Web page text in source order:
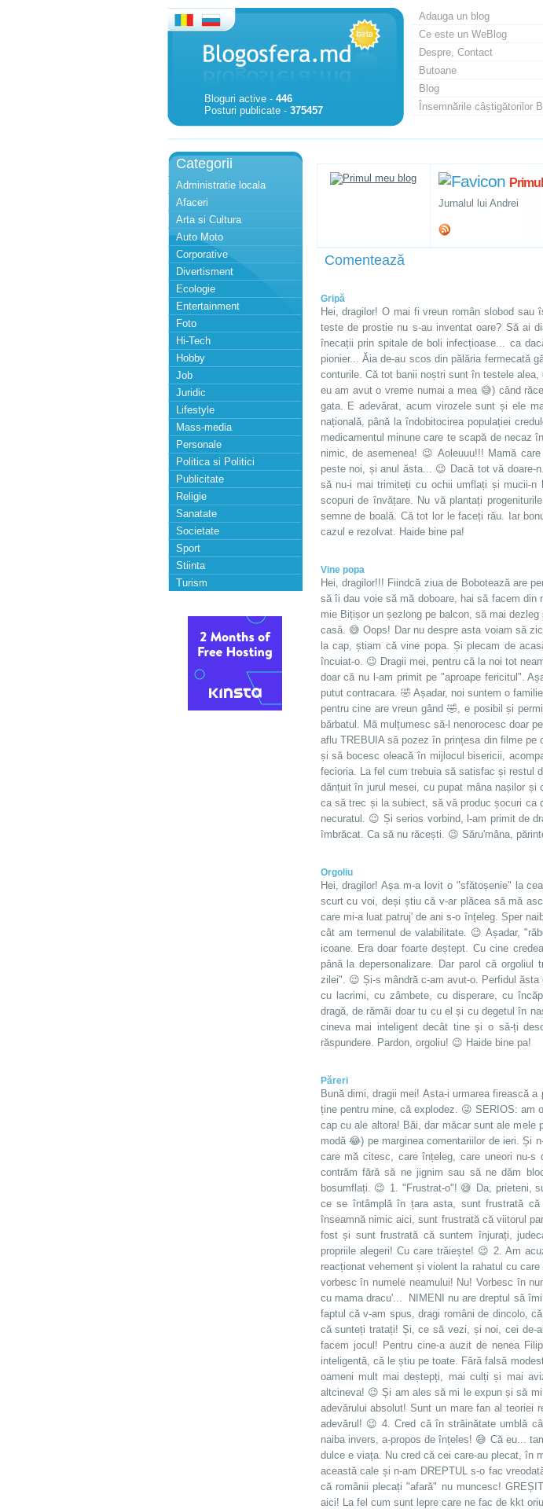
Bloguri active - 446
Posturi publicate - 375457
Adauga un blog
Ce este un WeBlog
Despre, Contact
Butoane
Blog
Însemnările câștigătorilor
Categorii
Administratie locala
Afaceri
Arta si Cultura
Auto Moto
Corporative
Divertisment
Ecologie
Entertainment
Foto
Hi-Tech
Hobby
Job
Juridic
Lifestyle
Mass-media
Personale
Politica si Politici
Publicitate
Religie
Sanatate
Societate
Sport
Stiinta
Turism
Jurnalul lui Andrei
Comentează
Gripă
Hei, dragilor! O mai fi vreun român slobod
teste de prostie nu s-au inventat oare? Să ai
înecații prin spitale de boli infecțioase... ca
pionier... Ăia de-au scos din pălăria fermecată
conturile. Că tot banii noștri sunt în testele
eu am avut o vreme numai a mea 😅) când
gata. E adevărat, acum virozele sunt și ele
națională, până la îndobitocirea populației
medicamentul minune care te scapă de necaz
nimic, de asemenea! 😉 Aoleuuu!!! Mamă
peste noi, și anul ăsta... 😉 Dacă tot vă doare-
să nu-i mai trimiteți cu ochii umflați și mucii-
scopuri de învățare. Nu vă plantați
semne de boală. Că tot lor le faceți rău. Iar
cazul e rezolvat. Haide bine pa!
Vine popa
Hei, dragilor!!! Fiindcă ziua de Bobotează are
să îi dau voie să mă doboare, hai să facem
mie Bițișor un șezlong pe balcon, să mai
casă. 😅 Oops! Dar nu despre asta voiam să
la cap, știam că vine popa. Și plecam de
încuiat-o. 😉 Dragii mei, pentru că la noi tot
doar că nu l-am primit pe "aproape fericitul".
putut contracara. 🤣 Așadar, noi suntem o
pentru cine are vreun gând 🤣, e posibil și
bărbatul. Mă mulțumesc să-l nenorocesc doar
aflu TREBUIA să pozez în prințesa din filme pe
și să bocesc oleacă în mijlocul bisericii,
fecioria. La fel cum trebuia să satisfac și restul
dănțuit în jurul mesei, cu pupat mâna nașilor
ca să trec și la subiect, să vă produc șocuri ca
necuratul. 😉 Și serios vorbind, l-am primit de
îmbrăcat. Ca să nu răcești. 😉 Săru'mâna,
Orgoliu
Hei, dragilor! Așa m-a lovit o "sfătoșenie" la
scurt cu voi, deși știu că v-ar plăcea să mă
care mi-a luat patruj' de ani s-o înțeleg. Sper
cât am termenul de valabilitate. 😉 Așadar,
icoane. Era doar foarte deștept. Cu cine
până la depersonalizare. Dar parol că
zilei". 😉 Și-s mândră c-am avut-o. Perfidul
cu lacrimi, cu zâmbete, cu disperare, cu
dragă, de rămâi doar tu cu el și cu degetul în
cineva mai inteligent decât tine și o să-ți
răspundere. Pardon, orgoliu! 😉 Haide bine pa!
Păreri
Bună dimi, dragii mei! Asta-i urmarea firească
ține pentru mine, că explodez. 😜 SERIOS: am
cap cu ale altora! Băi, dar măcar sunt ale mele
modă 😂) pe marginea comentariilor de ieri. Și
care mă citesc, care înțeleg, care uneori nu-
contrăm fără să ne jignim sau să ne dăm
bosumflați. 😉 1. "Frustrat-o"! 😅 Da, prieteni,
ce se întâmplă în țara asta, sunt frustrată
înseamnă nimic aici, sunt frustrată că viitorul
fost și sunt frustrată că suntem înjurați,
propriile alegeri! Cu care trăiește! 😉 2. Am
reacționat vehement și violent la rahatul cu
vorbesc în numele neamului! Nu! Vorbesc în
cu mama dracu'... NIMENI nu are dreptul să
faptul că v-am spus, dragi români de dincolo,
că sunteți tratați! Și, ce să vezi, și noi, cei
facem jocul! Pentru cine-a auzit de nenea
inteligentă, că le știu pe toate. Fără falsă
oameni mult mai deștepți, mai culți și mai
altcineva! 😉 Și am ales să mi le expun și să
adevărului absolut! Sunt un mare fan al teoriei
adevărul! 😉 4. Cred că în străinătate umblă
naiba invers, a-propos de înțeles! 😅 Că eu...
dulce e viața. Nu cred că cei care-au plecat, în
această cale și n-am DREPTUL s-o fac
că românii plecați "afară" nu muncesc!
aici! La fel cum sunt lepre care ne fac de kkt